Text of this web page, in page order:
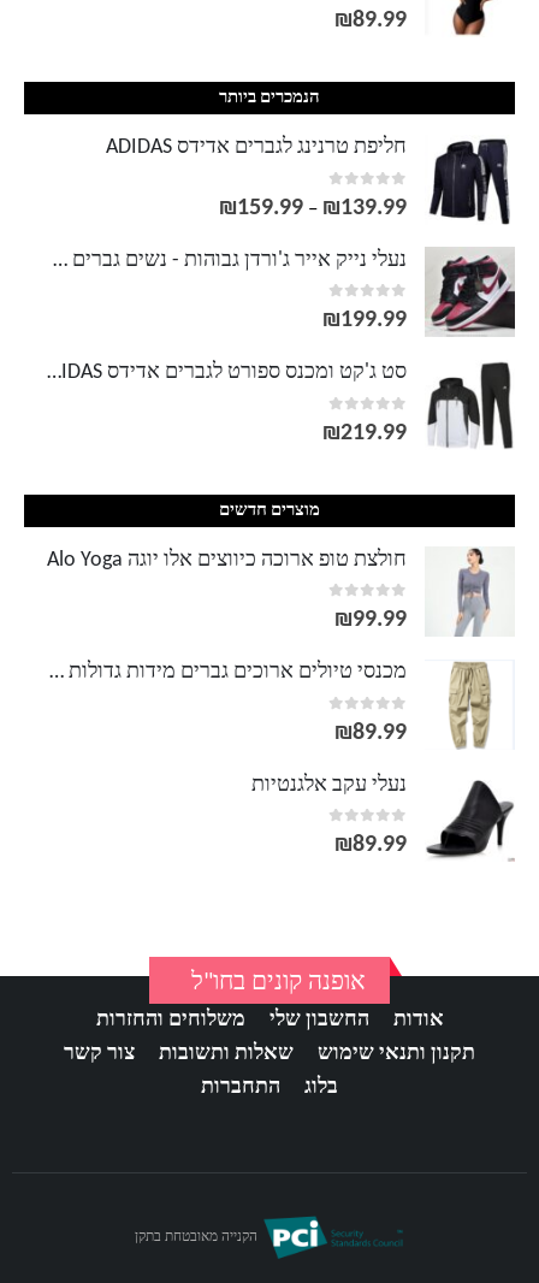
0
out of 5
₪89.99
הנמכרים ביותר
חליפת טרנינג לגברים אדידס ADIDAS
0
out of 5
₪139.99
–
₪159.99
נעלי נייק אייר ג'ורדן גבוהות - נשים גברים NIKE AIR JORDAN
0
out of 5
₪199.99
סט ג'קט ומכנס ספורט לגברים אדידס ADIDAS
0
out of 5
₪219.99
מוצרים חדשים
חולצת טופ ארוכה כיווצים אלו יוגה Alo Yoga
0
out of 5
₪99.99
מכנסי טיולים ארוכים גברים מידות גדולות THE NORTH FACE
0
out of 5
₪89.99
נעלי עקב אלגנטיות
0
out of 5
₪89.99
אופנה קונים בחו"ל
אודות החשבון שלי
משלוחים והחזרות
תקנון ותנאי שימוש
שאלות ותשובות
צור קשר
בלוג
התחברות
הקנייה מאובטחת בתקן